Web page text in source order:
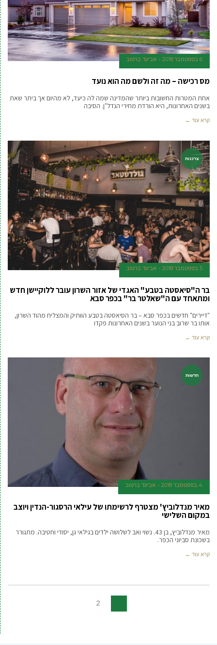
6 בספטמבר 2018 אביעד ברטוב
מס רכישה – מה זה ולשם מה הוא נועד
אחת המטרות החשובות ביותר שהמדינה שמה לה כיעד, לא מהיום אך ביתר שאת
בשנים האחרונות, היא הורדת מחירי הנדל"ן. הסיבה
קרא עוד ←
צרכנות
5 בספטמבר 2018 אביעד ברטוב
בר ה"סיאסטה בטבע" האגדי של אזור השרון עובר ללוקיישן חדש
ומתאחד עם ה"שאלטר בר" בכפר סבא
"דיירים" חדשים בכפר סבא – בר הסיאסטה בטבע הוותיק והמצליח מהוד השרון,
אותו בר שרוב בני הנוער בשנים האחרונות פקדו
קרא עוד ←
חדשות
4 בספטמבר 2018 אביעד ברטוב
מאיר מנדלוביץ' מצטרף לרשימתו של עילאי הרסגור-הנדין ויוצב
במקום השלישי
מאיר מנדלוביץ, בן 43. נשוי ואב לשלושה ילדים בגילאי גן, יסודי וחטיבה. מתגורר
בשכונת סביוני הכפר.
קרא עוד ←
2